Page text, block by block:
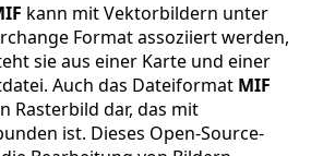
kann mit Vektorbildern unter
Format assoziiert werden,
sie aus einer Karte und einer
Auch das Dateiformat MIF
Rasterbild dar, das mit
ist. Dieses Open-Source-